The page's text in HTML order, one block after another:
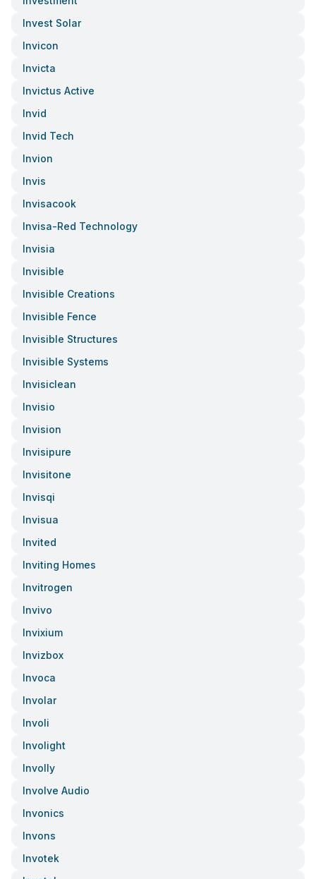
Invest Solar
Invicon
Invicta
Invictus Active
Invid
Invid Tech
Invion
Invis
Invisacook
Invisa-Red Technology
Invisia
Invisible
Invisible Creations
Invisible Fence
Invisible Structures
Invisible Systems
Invisiclean
Invisio
Invision
Invisipure
Invisitone
Invisqi
Invisua
Invited
Inviting Homes
Invitrogen
Invivo
Invixium
Invizbox
Invoca
Involar
Involi
Involight
Involly
Involve Audio
Invonics
Invons
Invotek